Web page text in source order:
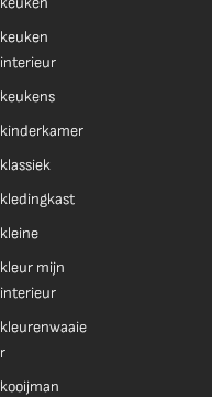
keuken
interieur
keukens
kinderkamer
klassiek
kledingkast
kleine
kleur mijn
interieur
kleurenwaaie
r
kooijman